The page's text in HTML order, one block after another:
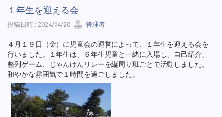
１年生を迎える会
投稿日時 : 2024/04/20 管理者
４月１９日（金）に児童会の運営によって、１年生を迎える会を
行いました。１年生は、６年生児童と一緒に入場し、自己紹介、
整列ゲーム、じゃんけんリレーを縦周り班ごとで活動しました。
和やかな雰囲気で１時間を過ごしました。